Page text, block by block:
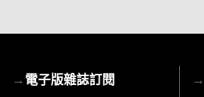
mail
→電子版雜誌訂閱
→